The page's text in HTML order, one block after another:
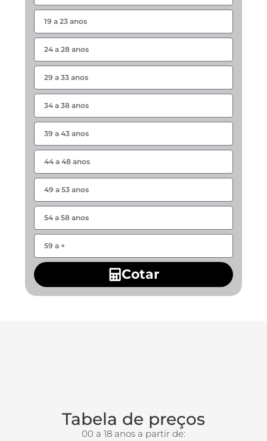
Cotar
Tabela de preços
00 a 18 anos a partir de: